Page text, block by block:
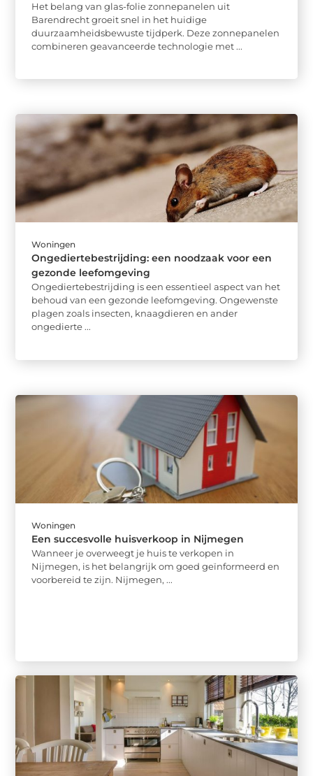
Het belang van glas-folie zonnepanelen uit
Barendrecht groeit snel in het huidige
duurzaamheidsbewuste tijdperk. Deze zonnepanelen
combineren geavanceerde technologie met ...
Woningen
Ongediertebestrijding: een noodzaak voor een
gezonde leefomgeving
Ongediertebestrijding is een essentieel aspect van het
behoud van een gezonde leefomgeving. Ongewenste
plagen zoals insecten, knaagdieren en ander
ongedierte ...
Woningen
Een succesvolle huisverkoop in Nijmegen
Wanneer je overweegt je huis te verkopen in
Nijmegen, is het belangrijk om goed geïnformeerd en
voorbereid te zijn. Nijmegen, ...